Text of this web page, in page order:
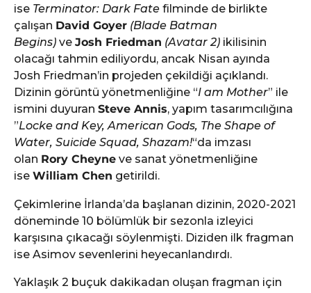
ise Terminator: Dark Fate filminde de birlikte
çalışan David Goyer (Blade Batman
Begins) ve Josh Friedman (Avatar 2) ikilisinin
olacağı tahmin ediliyordu, ancak Nisan ayında
Josh Friedman’in projeden çekildiği açıklandı.
Dizinin görüntü yönetmenliğine “I am Mother” ile
ismini duyuran Steve Annis, yapım tasarımcılığına
”Locke and Key, American Gods, The Shape of
Water, Suicide Squad, Shazam!“da imzası
olan Rory Cheyne ve sanat yönetmenliğine
ise William Chen getirildi.
Çekimlerine İrlanda’da başlanan dizinin, 2020-2021
döneminde 10 bölümlük bir sezonla izleyici
karşısına çıkacağı söylenmişti. Diziden ilk fragman
ise Asimov sevenlerini heyecanlandırdı.
Yaklaşık 2 buçuk dakikadan oluşan fragman için